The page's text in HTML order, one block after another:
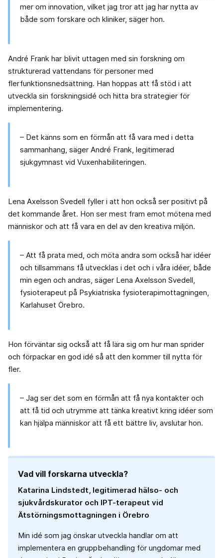
mer om innovation, vilket jag tror att jag har nytta av
både som forskare och kliniker, säger hon.
André Frank har blivit uttagen med sin forskning om
strukturerad vattendans för personer med
flerfunktionsnedsättning. Han hoppas att få stöd i att
utveckla sin forskningsidé och hitta bra strategier för
implementering.
– Det känns som en förmån att få vara med i detta
sammanhang, säger André Frank, legitimerad
sjukgymnast vid Vuxenhabiliteringen.
Lena Axelsson Svedell fyller i att hon också ser positivt på
det kommande året. Hon ser mest fram emot mötena med
människor och att få vara en del av den kreativa miljön.
– Att få prata med, och möta andra som också har idéer
och tillsammans få utvecklas i det och i våra idéer, både
min egen och andras, säger Lena Axelsson Svedell,
fysioterapeut på Psykiatriska fysioterapimottagningen,
Karlahuset Örebro.
Hon förväntar sig också att få lära sig om hur man sprider
och förpackar en god idé så att den kommer till nytta för
fler.
– Jag ser det som en förmån att få nya kontakter och
att få tid och utrymme att tänka kreativt kring idéer som
kan hjälpa människor att få ett bättre liv, avslutar hon.
Vad vill forskarna utveckla?
Katarina Lindstedt, legitimerad hälso- och
sjukvårdskurator och IPT-terapeut vid
Ätstörningsmottagningen i Örebro
Min idé som jag önskar utveckla handlar om att
implementera en gruppbehandling för ungdomar med